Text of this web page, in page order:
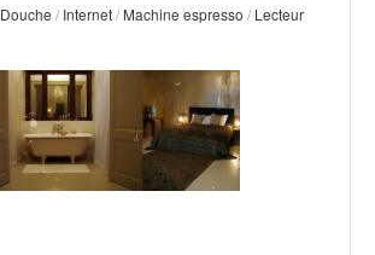
Douche / Internet/ Machine espresso / Lecteur